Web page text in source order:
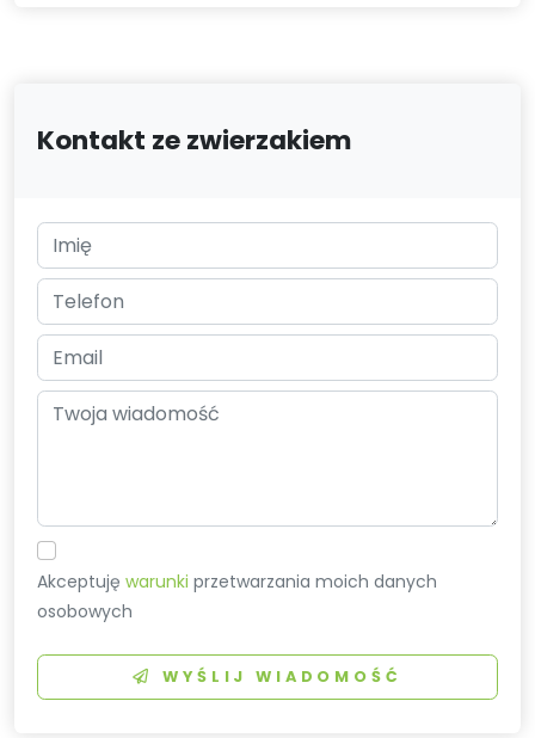
Kontakt ze zwierzakiem
Akceptujęwarunki przetwarzania moich danych
osobowych
WYŚLIJ WIADOMOŚĆ